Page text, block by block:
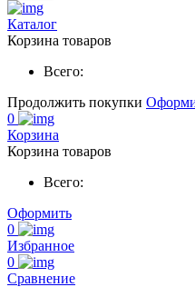
Каталог
Корзина товаров
Всего:
Продолжить покупки
0
Корзина
Корзина товаров
Всего:
Оформить
0
Избранное
0
Сравнение